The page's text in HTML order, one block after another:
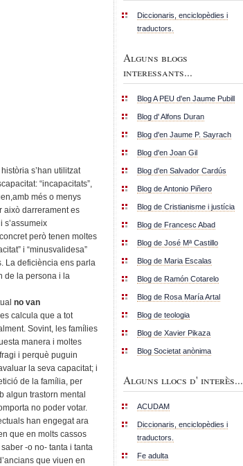
s’han utilitzat
“incapacitats”,
més o menys
això darrerament es
i s’assumeix
però tenen moltes
i “minusvalidesa”
La deficiència ens parla
de la persona i la
no van
calcula que a tot
Sovint, les famílies
manera i moltes
i perquè puguin
la seva capacitat; i
de la família, per
algun trastorn mental
no poder votar.
han engegat ara
que en molts cassos
-o no- tanta i tanta
que viuen en
Diccionaris, enciclopèdies i
traductors.
Alguns blogs
interessants...
Blog A PEU d'en Jaume Pubill
Blog d' Alfons Duran
Blog d'en Jaume P. Sayrach
Blog d'en Joan Gil
Blog d'en Salvador Cardús
Blog de Antonio Piñero
Blog de Cristianisme i justícia
Blog de Francesc Abad
Blog de José Mª Castillo
Blog de Maria Escalas
Blog de Ramón Cotarelo
Blog de Rosa María Artal
Blog de teologia
Blog de Xavier Pikaza
Blog Societat anònima
Alguns llocs d' interès...
ACUDAM
Diccionaris, enciclopèdies i
traductors.
Fe adulta